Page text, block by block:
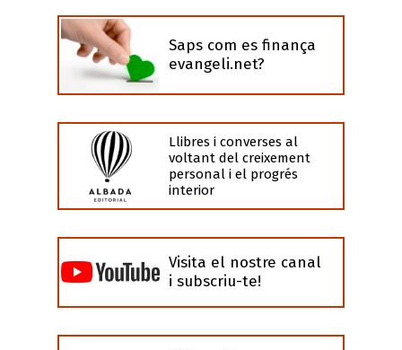
Saps com es finança
evangeli.net?
Llibres i converses al
voltant del creixement
personal i el progrés
interior
Visita el nostre canal
i subscriu-te!